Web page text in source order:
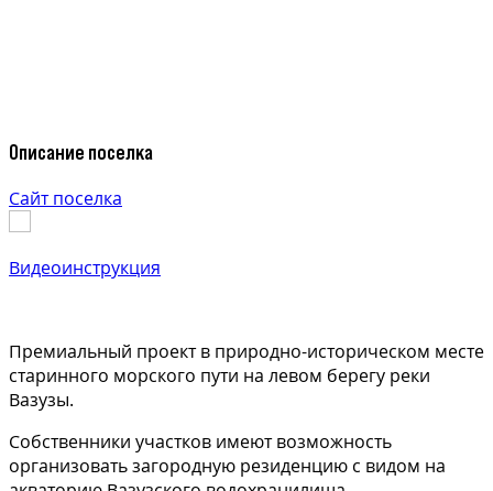
Описание поселка
Сайт поселка
Видеоинструкция
Премиальный проект в природно-историческом месте
старинного морского пути на левом берегу реки
Вазузы.
Собственники участков имеют возможность
организовать загородную резиденцию с видом на